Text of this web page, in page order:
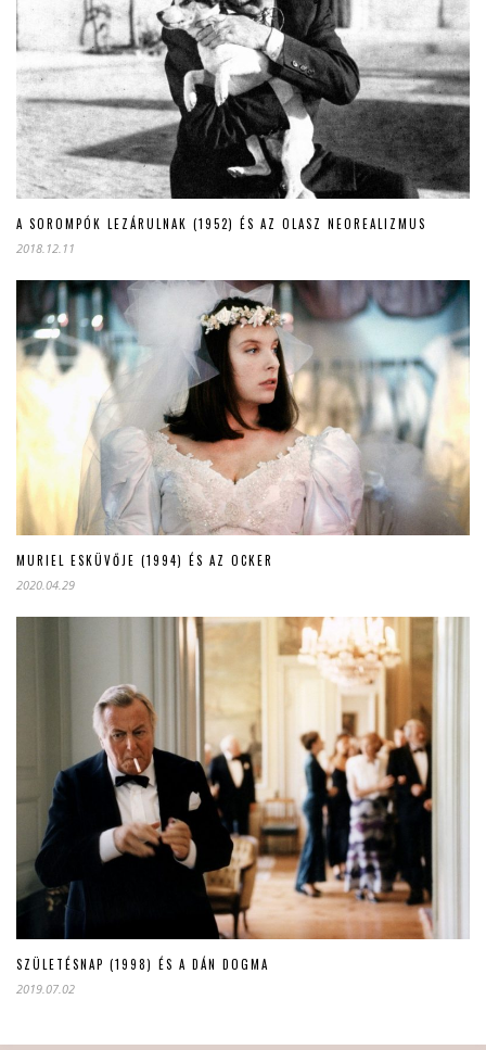
A SOROMPÓK LEZÁRULNAK (1952) ÉS AZ OLASZ NEOREALIZMUS
2018.12.11
MURIEL ESKÜVŐJE (1994) ÉS AZ OCKER
2020.04.29
SZÜLETÉSNAP (1998) ÉS A DÁN DOGMA
2019.07.02